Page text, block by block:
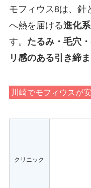
モフィウス8は、針
へ熱を届ける進化
す。 たるみ・毛穴
リ感のある引き締
川崎でモフィウスが
クリニック